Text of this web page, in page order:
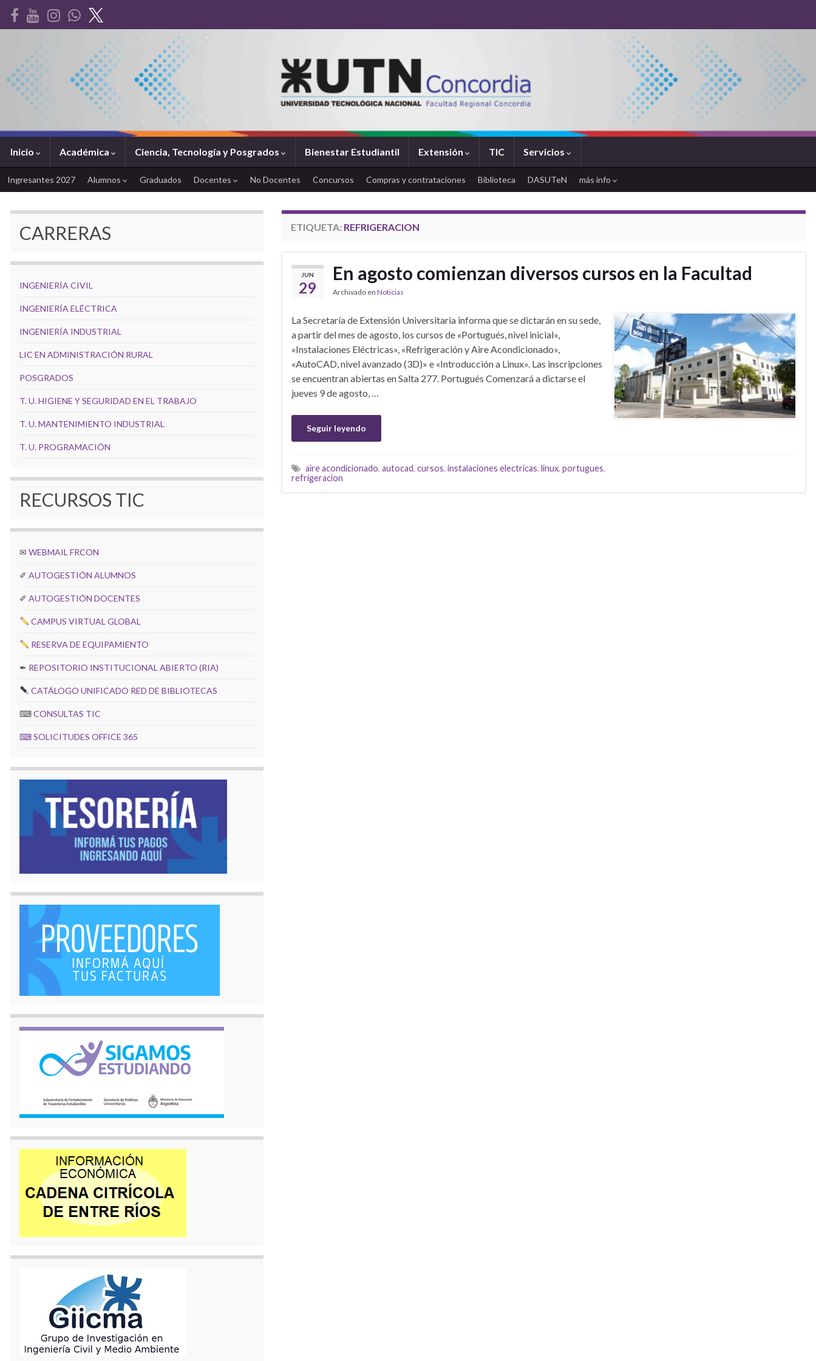
Inicio Académica Ciencia, Tecnología y Posgrados Bienestar Estudiantil Extensión TIC Servicios
Ingresantes 2027 Alumnos Graduados Docentes No Docentes Concursos Compras y contrataciones Biblioteca DASUTeN más info
ETIQUETA: REFRIGERACION
JUN
29
En agosto comienzan diversos cursos en la Facultad
Archivado en Noticias
La Secretaría de Extensión Universitaria informa que se dictarán en su sede,
a partir del mes de agosto, los cursos de «Portugués, nivel inicial»,
«Instalaciones Eléctricas», «Refrigeración y Aire Acondicionado»,
«AutoCAD, nivel avanzado (3D)» e «Introducción a Linux». Las inscripciones
se encuentran abiertas en Salta 277. Portugués Comenzará a dictarse el
jueves 9 de agosto, …
Seguir leyendo
aire acondicionado, autocad, cursos, instalaciones electricas, linux, portugues,
refrigeracion
CARRERAS
INGENIERÍA CIVIL
INGENIERÍA ELÉCTRICA
INGENIERÍA INDUSTRIAL
LIC EN ADMINISTRACIÓN RURAL
POSGRADOS
T. U. HIGIENE Y SEGURIDAD EN EL TRABAJO
T. U. MANTENIMIENTO INDUSTRIAL
T. U. PROGRAMACIÓN
RECURSOS TIC
✉ WEBMAIL FRCON
✐ AUTOGESTIÓN ALUMNOS
✐ AUTOGESTIÓN DOCENTES
CAMPUS VIRTUAL GLOBAL
RESERVA DE EQUIPAMIENTO
✒ REPOSITORIO INSTITUCIONAL ABIERTO (RIA)
CATÁLOGO UNIFICADO RED DE BIBLIOTECAS
⌨CONSULTAS TIC
⌨SOLICITUDES OFFICE 365